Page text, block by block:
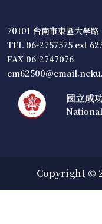
70101 台南市東區大學路
TEL 06-2757575 ext
FAX 06-2747076
國立成
Copyright ©